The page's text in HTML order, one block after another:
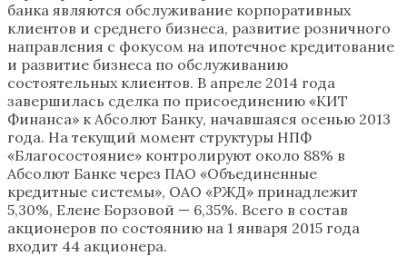
банка являются обслуживание корпоративных
клиентов и среднего бизнеса, развитие розничного
направления с фокусом на ипотечное кредитование
и развитие бизнеса по обслуживанию
состоятельных клиентов. В апреле 2014 года
завершилась сделка по присоединению «КИТ
Финанса» к Абсолют Банку, начавшаяся осенью 2013
года. На текущий момент структуры НПФ
«Благосостояние» контролируют около 88% в
Абсолют Банке через ПАО «Объединенные
кредитные системы», ОАО «РЖД» принадлежит
5,30%, Елене Борзовой — 6,35%. Всего в состав
акционеров по состоянию на 1 января 2015 года
входит 44 акционера.